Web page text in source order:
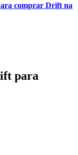
comprar Drift na
para